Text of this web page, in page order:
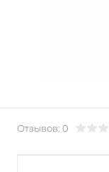
Отзывов: 0